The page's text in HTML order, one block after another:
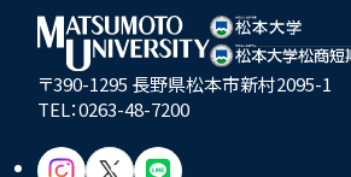
〒390-1295 長野県松本市新村2095-1
TEL：0263-48-7200